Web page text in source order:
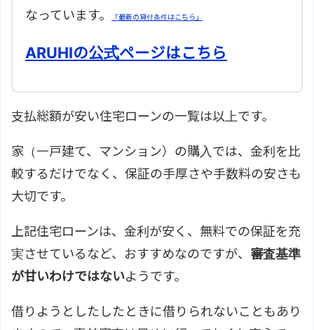
なっています。
「最新の貸付条件はこちら」
ARUHIの公式ページはこちら
支払総額が安い住宅ローンの一覧は以上です。
家（一戸建て、マンション）の購入では、金利を比
較するだけでなく、保証の手厚さや手数料の安さも
大切です。
上記住宅ローンは、金利が安く、無料での保証を充
実させているなど、おすすめなのですが、 審査基準
が甘いわけではないようです。
借りようとしたしたときに借りられないこともあり